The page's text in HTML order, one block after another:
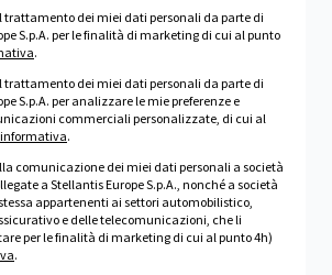
trattamento dei miei dati personali da parte di
S.p.A. per le finalità di marketing di cui al punto
.
trattamento dei miei dati personali da parte di
S.p.A. per analizzare le mie preferenze e
commerciali personalizzate, di cui al
informativa.
comunicazione dei miei dati personali a società
a Stellantis Europe S.p.A., nonché a società
appartenenti ai settori automobilistico,
e delle telecomunicazioni, che li
per le finalità di marketing di cui al punto 4h)
.